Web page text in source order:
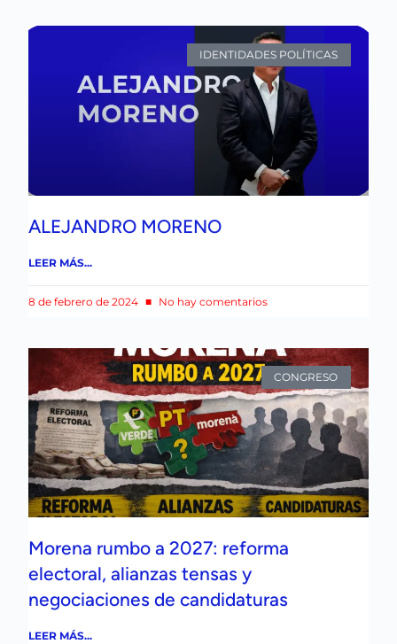
IDENTIDADES POLÍTICAS
ALEJANDRO MORENO
LEER MÁS...
8 de febrero de 2024 No hay comentarios
CONGRESO
Morena rumbo a 2027: reforma
electoral, alianzas tensas y
negociaciones de candidaturas
LEER MÁS...